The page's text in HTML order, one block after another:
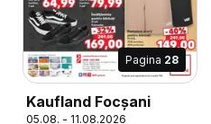
Pagina 28
Kaufland Focșani
05.08. - 11.08.2026